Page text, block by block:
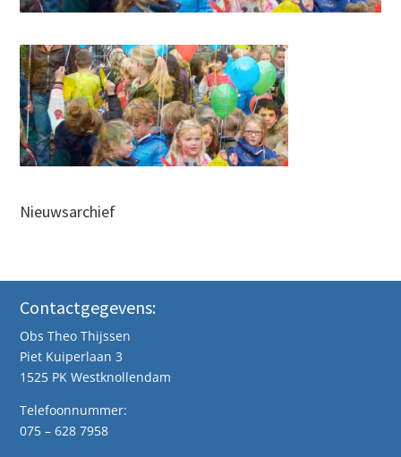
Nieuwsarchief
Contactgegevens:
Obs Theo Thijssen
Piet Kuiperlaan 3
1525 PK Westknollendam
Telefoonnummer:
075 – 628 7958